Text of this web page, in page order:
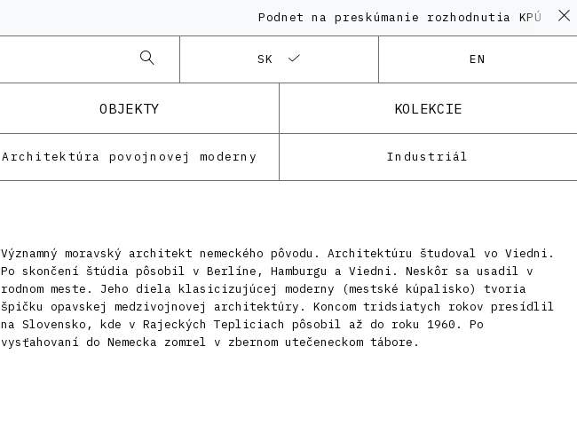
Podnet na preskúmanie rozhodnutia KPÚ vo
SK EN
OBJEKTY KOLEKCIE
Architektúra povojnovej moderny Industriál
Významný moravský architekt nemeckého pôvodu. Architektúru študoval vo Viedni.
Po skončení štúdia pôsobil v Berlíne, Hamburgu a Viedni. Neskôr sa usadil v
rodnom meste. Jeho diela klasicizujúcej moderny (mestské kúpalisko) tvoria
špičku opavskej medzivojnovej architektúry. Koncom tridsiatych rokov presídlil
na Slovensko, kde v Rajeckých Tepliciach pôsobil až do roku 1960. Po
vysťahovaní do Nemecka zomrel v zbernom utečeneckom tábore.